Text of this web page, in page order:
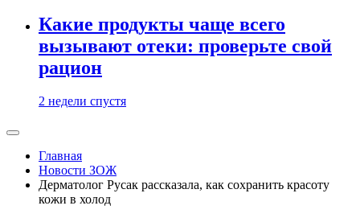
Какие продукты чаще всего
вызывают отеки: проверьте свой
рацион
2 недели спустя
Главная
Новости ЗОЖ
Дерматолог Русак рассказала, как сохранить красоту
кожи в холод